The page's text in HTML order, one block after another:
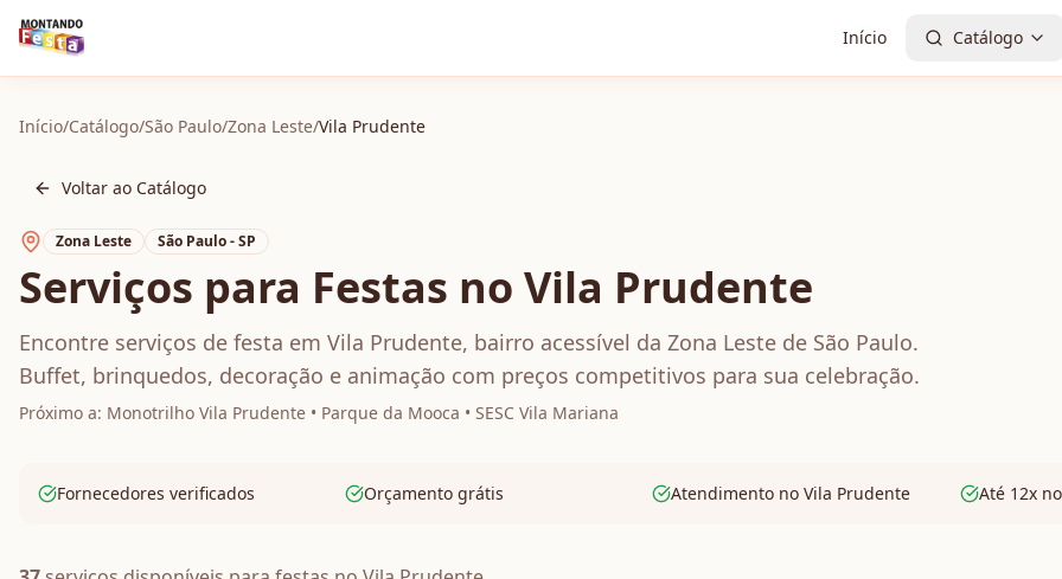
Início Catálogo
Início/Catálogo/São Paulo/Zona Leste/Vila Prudente
Voltar ao Catálogo
Zona Leste São Paulo - SP
Serviços para Festas no Vila Prudente
Encontre serviços de festa em Vila Prudente, bairro acessível da Zona Leste de São Paulo.
Buffet, brinquedos, decoração e animação com preços competitivos para sua celebração.
Próximo a: Monotrilho Vila Prudente • Parque da Mooca • SESC Vila Mariana
Fornecedores verificados Orçamento grátis Atendimento no Vila Prudente Até 12x